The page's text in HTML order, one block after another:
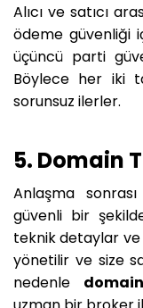
Alıcı ve satıcı
ödeme güvenliği
üçüncü parti
Böylece her iki
sorunsuz ilerler.
5. Domain
Anlaşma
güvenli bir
teknik detaylar
yönetilir ve size
nedenle